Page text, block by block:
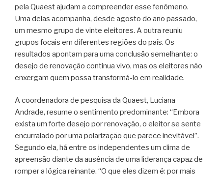
pela Quaest ajudam a compreender esse fenômeno.
Uma delas acompanha, desde agosto do ano passado,
um mesmo grupo de vinte eleitores. A outra reuniu
grupos focais em diferentes regiões do país. Os
resultados apontam para uma conclusão semelhante: o
desejo de renovação continua vivo, mas os eleitores não
enxergam quem possa transformá-lo em realidade.
A coordenadora de pesquisa da Quaest, Luciana
Andrade, resume o sentimento predominante: “Embora
exista um forte desejo por renovação, o eleitor se sente
encurralado por uma polarização que parece inevitável”.
Segundo ela, há entre os independentes um clima de
apreensão diante da ausência de uma liderança capaz de
romper a lógica reinante. “O que eles dizem é: por mais